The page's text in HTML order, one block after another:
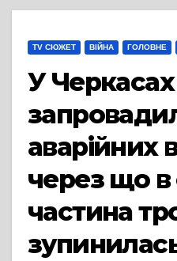
TV СЮЖЕТ ВІЙНА ГОЛОВНЕ
У Черкасах
аварійних
через що в
частина